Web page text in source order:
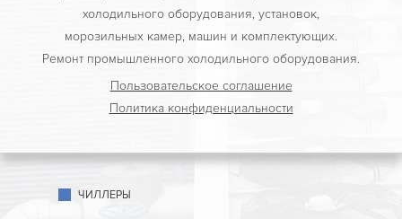
холодильного оборудования, установок,
морозильных камер, машин и комплектующих.
Ремонт промышленного холодильного оборудования.
Пользовательское соглашение
Политика конфиденциальности
ЧИЛЛЕРЫ